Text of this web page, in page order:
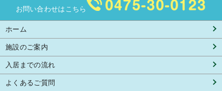
お問い合わせはこちら
ホーム
施設のご案内
入居までの流れ
よくあるご質問